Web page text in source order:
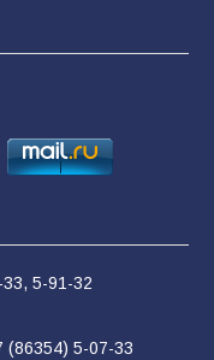
герой
5-91-32
(86354) 5-07-33